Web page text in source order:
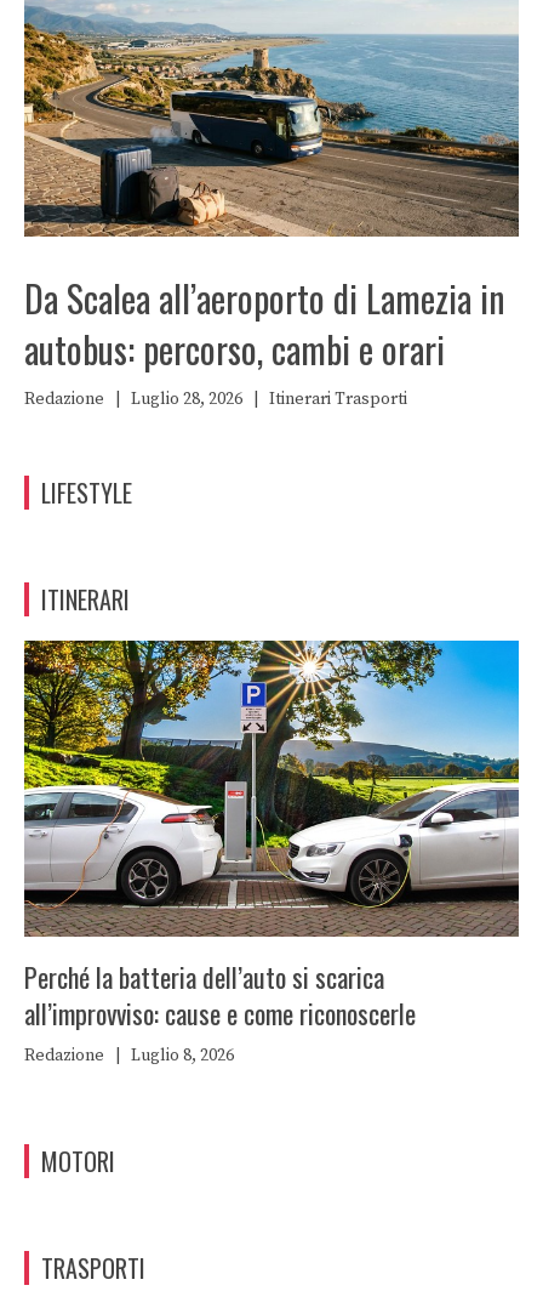
Da Scalea all’aeroporto di Lamezia in
autobus: percorso, cambi e orari
Redazione Luglio 28, 2026 ItinerariTrasporti
LIFESTYLE
ITINERARI
Perché la batteria dell’auto si scarica
all’improvviso: cause e come riconoscerle
Redazione Luglio 8, 2026
MOTORI
TRASPORTI